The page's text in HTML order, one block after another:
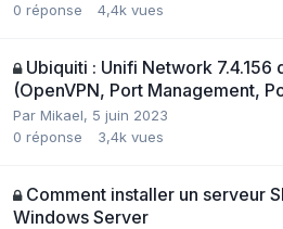
0 réponse 4,4k vues
Ubiquiti : Unifi Network 7.4.156
(OpenVPN, Port Management,
Par Mikael, 5 juin 2023
0 réponse 3,4k vues
Comment installer un serveur
Windows Server